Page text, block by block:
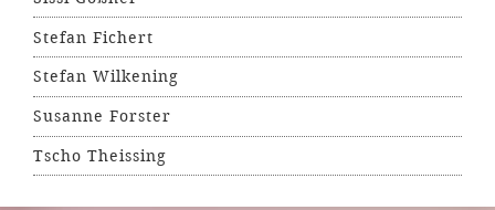
Stefan Fichert
Stefan Wilkening
Susanne Forster
Tscho Theissing